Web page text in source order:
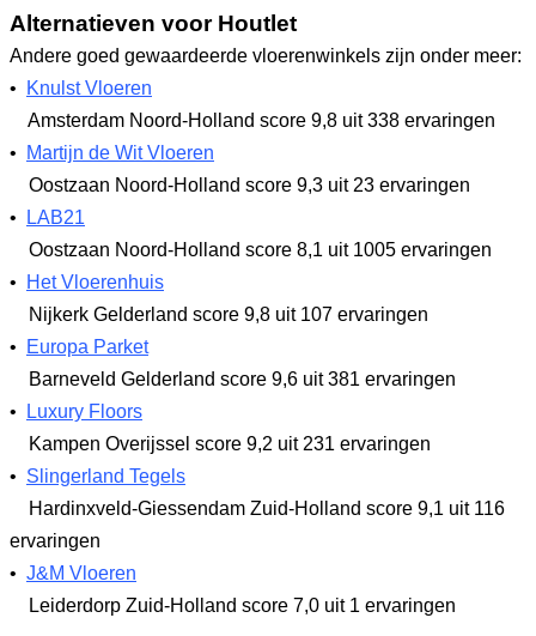
Alternatieven voor Houtlet
Andere goed gewaardeerde vloerenwinkels zijn onder meer:
•
Knulst Vloeren
Amsterdam Noord-Holland score 9,8 uit 338 ervaringen
•
Martijn de Wit Vloeren
Oostzaan Noord-Holland score 9,3 uit 23 ervaringen
•
LAB21
Oostzaan Noord-Holland score 8,1 uit 1005 ervaringen
•
Het Vloerenhuis
Nijkerk Gelderland score 9,8 uit 107 ervaringen
•
Europa Parket
Barneveld Gelderland score 9,6 uit 381 ervaringen
•
Luxury Floors
Kampen Overijssel score 9,2 uit 231 ervaringen
• Slingerland Tegels
Hardinxveld-Giessendam Zuid-Holland score 9,1 uit 116
ervaringen
• J&M Vloeren
Leiderdorp Zuid-Holland score 7,0 uit 1 ervaringen